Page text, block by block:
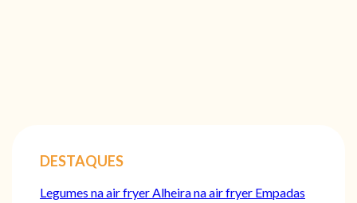
DESTAQUES
Legumes na air fryer Alheira na air fryer Empadas